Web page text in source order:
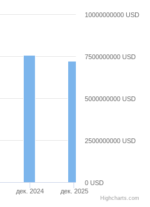
дек. 2024 дек. 2025
0 USD
2500000000 USD
5000000000 USD
7500000000 USD
10000000000 USD
Highcharts.com